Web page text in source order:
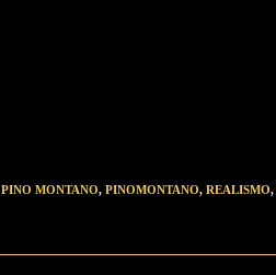
PINO MONTANO, PINOMONTANO, REALISMO,